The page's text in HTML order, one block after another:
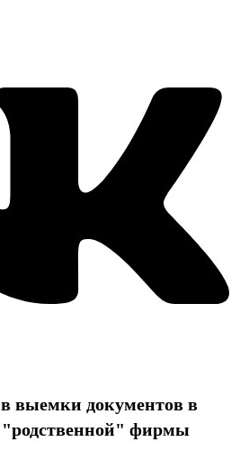
выемки документов в
"родственной" фирмы